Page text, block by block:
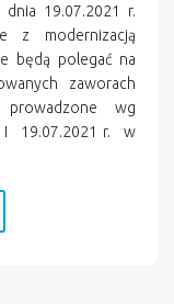
19.07.2021 r.
z modernizacją
będą polegać na
zaworach
wg
I 19.07.2021 r. w